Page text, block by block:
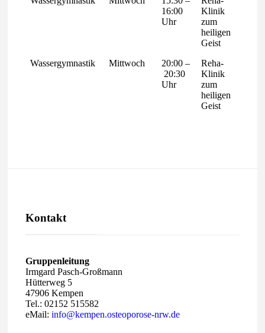
16:00
Uhr
Klinik
zum
heiligen
Geist
Wassergymnastik
Mittwoch
20:00 –
20:30
Uhr
Reha-
Klinik
zum
heiligen
Geist
Kontakt
Gruppenleitung
Irmgard Pasch-Großmann
Hütterweg 5
47906 Kempen
Tel.: 02152 515582
eMail:info@kempen.osteoporose-nrw.de